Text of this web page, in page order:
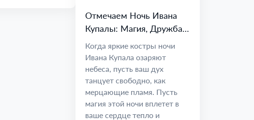
Отмечаем Ночь Ивана
Купалы: Магия, Дружба,
Приключение
Когда яркие костры ночи
Ивана Купала озаряют
небеса, пусть ваш дух
танцует свободно, как
мерцающие пламя. Пусть
магия этой ночи вплетет в
ваше сердце тепло и